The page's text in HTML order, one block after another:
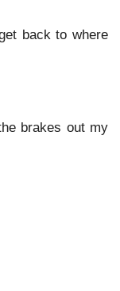
back to where
brakes out my